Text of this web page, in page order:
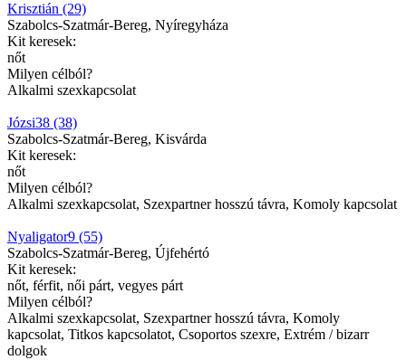
Krisztián (29)
Szabolcs-Szatmár-Bereg, Nyíregyháza
Kit keresek:
nőt
Milyen célból?
Alkalmi szexkapcsolat
Józsi38 (38)
Szabolcs-Szatmár-Bereg, Kisvárda
Kit keresek:
nőt
Milyen célból?
Alkalmi szexkapcsolat, Szexpartner hosszú távra, Komoly kapcsolat
Nyaligator9 (55)
Szabolcs-Szatmár-Bereg, Újfehértó
Kit keresek:
nőt, férfit, női párt, vegyes párt
Milyen célból?
Alkalmi szexkapcsolat, Szexpartner hosszú távra, Komoly
kapcsolat, Titkos kapcsolatot, Csoportos szexre, Extrém / bizarr
dolgok